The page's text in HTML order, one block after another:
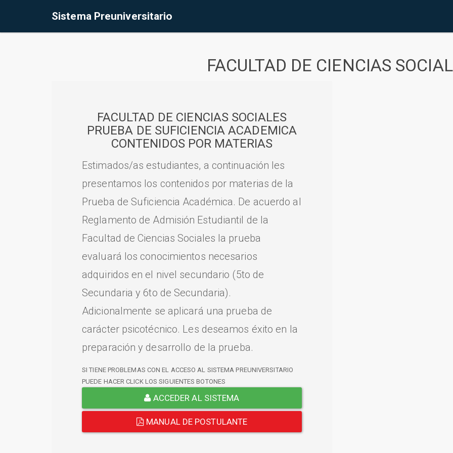
Sistema Preuniversitario
FACULTAD DE CIENCIAS
FACULTAD DE CIENCIAS SOCIALES
PRUEBA DE SUFICIENCIA ACADEMICA
CONTENIDOS POR MATERIAS
Estimados/as estudiantes, a continuación les
presentamos los contenidos por materias de la
Prueba de Suficiencia Académica. De acuerdo al
Reglamento de Admisión Estudiantil de la
Facultad de Ciencias Sociales la prueba
evaluará los conocimientos necesarios
adquiridos en el nivel secundario (5to de
Secundaria y 6to de Secundaria).
Adicionalmente se aplicará una prueba de
carácter psicotécnico. Les deseamos éxito en la
preparación y desarrollo de la prueba.
SI TIENE PROBLEMAS CON EL ACCESO AL SISTEMA PREUNIVERSITARIO
PUEDE HACER CLICK LOS SIGUIENTES BOTONES
ACCEDER AL SISTEMA
MANUAL DE POSTULANTE